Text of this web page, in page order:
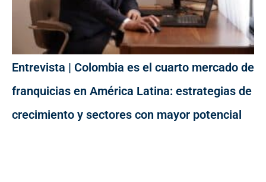
Entrevista | Colombia es el cuarto mercado de
franquicias en América Latina: estrategias de
crecimiento y sectores con mayor potencial